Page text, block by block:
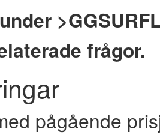
frågor.
pågående